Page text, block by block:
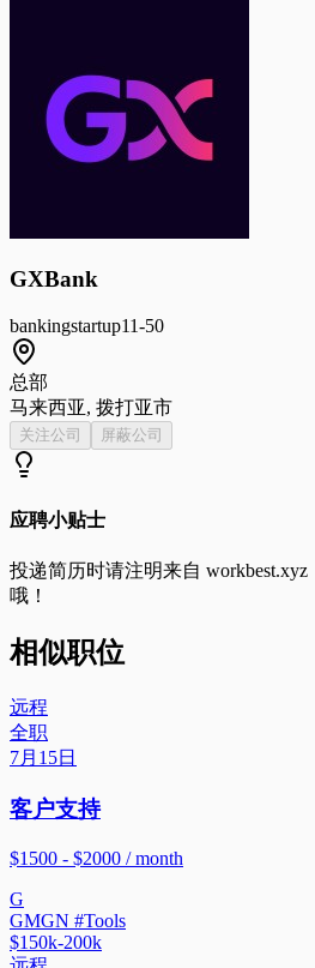
GXBank
bankingstartup11-50
总部
马来西亚, 拨打亚市
关注公司 屏蔽公司
应聘小贴士
投递简历时请注明来自 workbest.xyz
哦！
相似职位
远程
全职
7月15日
客户支持
$1500 - $2000 / month
G
GMGN #Tools
$150k-200k